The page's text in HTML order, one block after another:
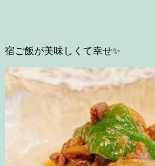
宿ご飯が美味しくて幸せ✨